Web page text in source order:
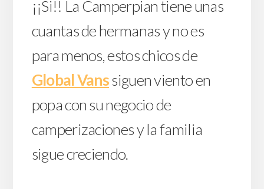
¡¡Si!! La Camperpian tiene unas
cuantas de hermanas y no es
para menos, estos chicos de
Global Vanssiguen viento en
popa con su negocio de
camperizaciones y la familia
sigue creciendo.